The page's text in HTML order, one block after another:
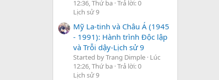
12:36, Thứ ba Trả lời: 0
Lịch sử 9
Mỹ La-tinh và Châu Á (1945
- 1991): Hành trình Độc lập
và Trỗi dậy-Lịch sử 9
Started by Trang Dimple Lúc
12:26, Thứ ba Trả lời: 0
Lịch sử 9